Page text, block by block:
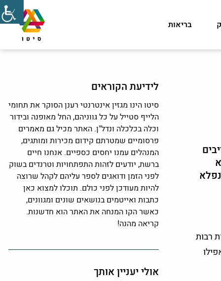
בריאות
רבות
לידיעת הקוראים
סיטו הינו מגזין אינטרנטי רענן הסוקר את תחומי
הלייף סטייל על כל גווניהם, החל מאופנה ובידור
וכלה בכלכלה ונדל"ן. האתר מכיל גם מאמרים
פרסומיים שמטרתם קידום מכירות ומותגים,
המנהלים עמנו יחסים כספיים. אנחנו חיים
ברשת, יודעים לזהות התפתחויות וטרנדים בשוק
לפני הזמן ודואגים לספר עליהם לקהל שרוצה
להיות מעודכן לפני כולם. תוכלו למצוא כאן
כתבות ואייטמים בנושאים שונים ומגוונים,
כאשר הקו המנחה את האתר הוא חדשנות.
קריאה מהנה!
אולי יעניין אותך